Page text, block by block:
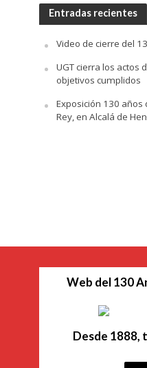
Entradas recientes
Video de cierre del
UGT cierra los actos
objetivos cumplidos
Exposición 130 años
Rey, en Alcalá de
Web del 130
Desde 1888,